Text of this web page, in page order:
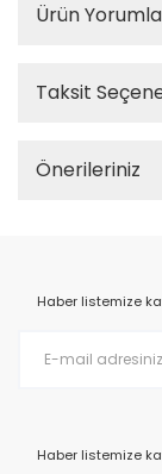
Ürün
Taksit
Önerileriniz
Haber listemize
Haber listemize